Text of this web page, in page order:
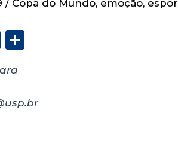
/ Copa do Mundo, emoção,
Li
k
e
re